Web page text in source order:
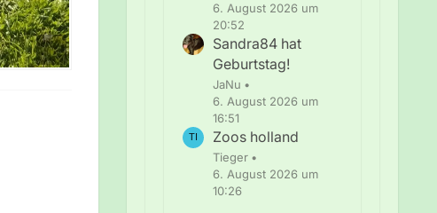
6. August 2026 um
20:52
Sandra84 hat
Geburtstag!
JaNu
6. August 2026 um
16:51
Zoos holland
Tieger
6. August 2026 um
10:26